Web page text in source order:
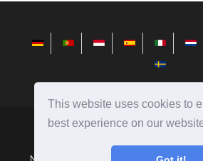
This website uses cookies to
best experience on our